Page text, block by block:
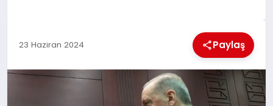
BESLENME
23 Haziran 2024 Paylaş